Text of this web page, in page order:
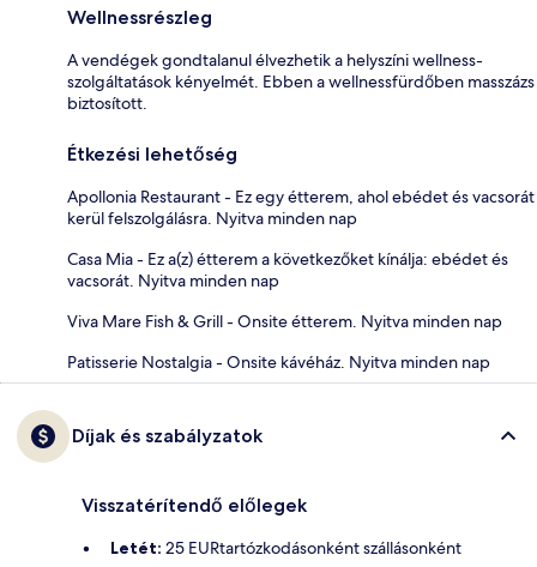
Wellnessrészleg
A vendégek gondtalanul élvezhetik a helyszíni wellness-
szolgáltatások kényelmét. Ebben a wellnessfürdőben masszázs
biztosított.
Étkezési lehetőség
Apollonia Restaurant - Ez egy étterem, ahol ebédet és vacsorát
kerül felszolgálásra. Nyitva minden nap
Casa Mia - Ez a(z) étterem a következőket kínálja: ebédet és
vacsorát. Nyitva minden nap
Viva Mare Fish & Grill - Onsite étterem. Nyitva minden nap
Patisserie Nostalgia - Onsite kávéház. Nyitva minden nap
Díjak és szabályzatok
Visszatérítendő előlegek
Letét: 25 EURtartózkodásonként szállásonként